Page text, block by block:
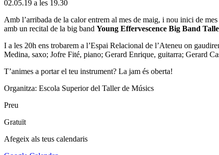
02.05.19 a les 19.30
Amb l’arribada de la calor entrem al mes de maig, i nou inici de
amb un recital de la big band Young Effervescence Big Band
I a les 20h ens trobarem a l’Espai Relacional de l’Ateneu on
Medina, saxo; Jofre Fité, piano; Gerard Enrique, guitarra; Gerard
T’animes a portar el teu instrument? La jam és oberta!
Organitza: Escola Superior del Taller de Músics
Preu
Gratuït
Afegeix als teus calendaris